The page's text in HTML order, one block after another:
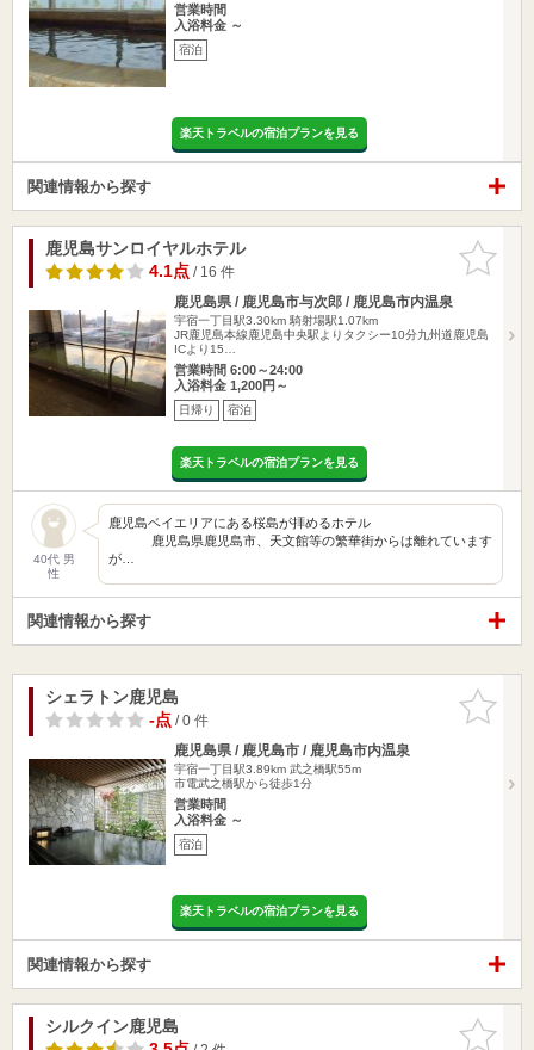
営業時間
入浴料金 ～
宿泊
楽天トラベルの宿泊プランを見る
関連情報から探す
お気に入
りに追加
鹿児島サンロイヤルホテル
4.1点/ 16 件
鹿児島県 / 鹿児島市与次郎 / 鹿児島市内温泉
宇宿一丁目駅3.30km 騎射場駅1.07km
JR鹿児島本線鹿児島中央駅よりタクシー10分九州道鹿児島
ICより15…
営業時間 6:00～24:00
入浴料金 1,200円～
日帰り 宿泊
楽天トラベルの宿泊プランを見る
40代 男
性
鹿児島ベイエリアにある桜島が拝めるホテル
鹿児島県鹿児島市、天文館等の繁華街からは離れています
が…
関連情報から探す
お気に入
りに追加
シェラトン鹿児島
-点/ 0 件
鹿児島県 / 鹿児島市 / 鹿児島市内温泉
宇宿一丁目駅3.89km 武之橋駅55m
市電武之橋駅から徒歩1分
営業時間
入浴料金 ～
宿泊
楽天トラベルの宿泊プランを見る
関連情報から探す
お気に入
りに追加
シルクイン鹿児島